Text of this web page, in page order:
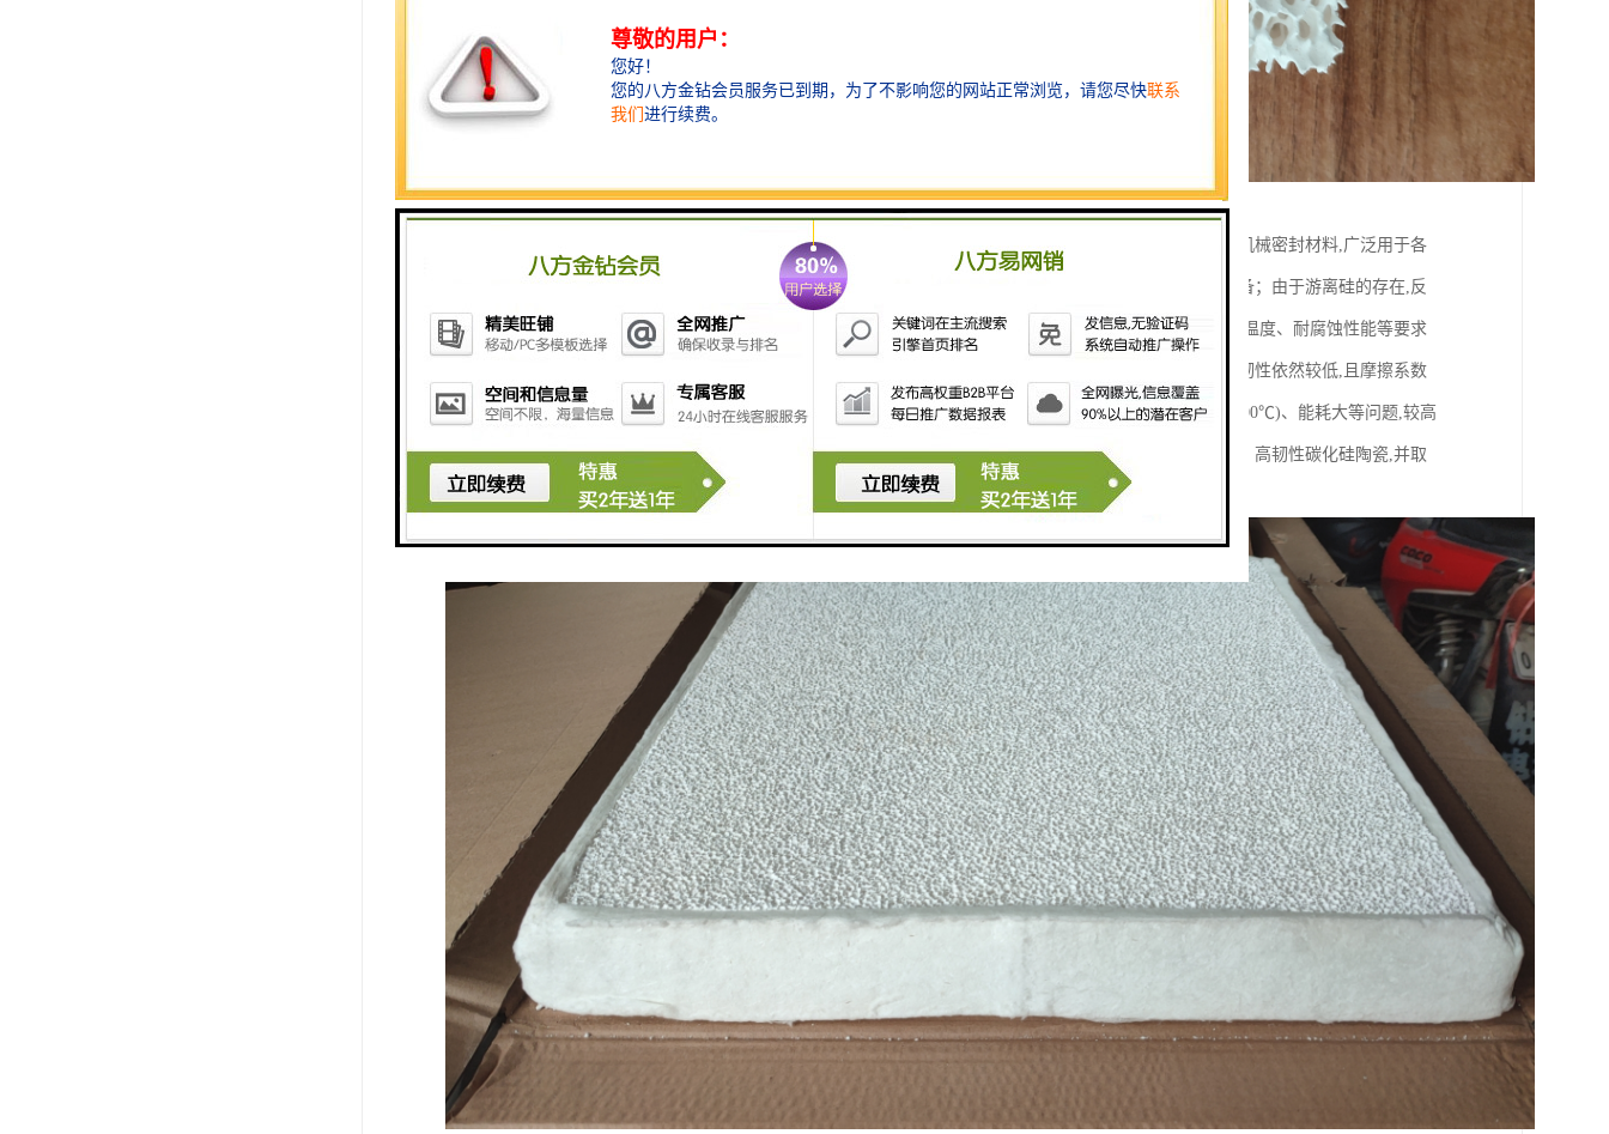
碳化硅陶瓷具有比重小、硬度高、比强度高、耐磨、耐腐蚀、耐高温、抗热震性能良好等特点,被誉为第四代机械密封材料,广泛用于各
类特殊工况条件下工业设备和装置的机械密封。目前,工业化生产的碳化硅陶瓷密封环主要采用反应烧结法制备；由于游离硅的存在,反
应烧结碳化硅密封环的耐高温性、耐腐蚀性较差,力学性能偏低,对应用环境和工况条件有诸多限制。而对使用温度、耐腐蚀性能等要求
较高的密封环则采用无压固相烧结法制备；该烧结方法制得的密封环硬度高、弹性模量大,但抗弯强度和断裂韧性依然较低,且摩擦系数
较大,自身组对时磨损量大,在使用过程中的可靠性差,工作寿命较短；此外,该烧结方法还存在烧结温度高(达2300℃)、能耗大等问题,较高
的生产成本限制了碳化硅密封环的推广应用。由此,国内外众多学者致力于研究低温液相烧结技术制备高强度、高韧性碳化硅陶瓷,并取
得一定的成效。